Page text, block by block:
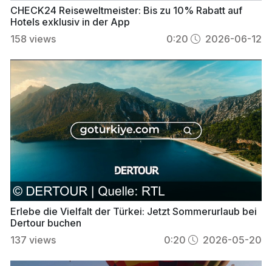
CHECK24 Reiseweltmeister: Bis zu 10% Rabatt auf
Hotels exklusiv in der App
158 views 0:20 2026-06-12
Erlebe die Vielfalt der Türkei: Jetzt Sommerurlaub bei
Dertour buchen
137 views 0:20 2026-05-20